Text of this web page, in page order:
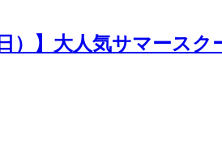
）】大人気サマース